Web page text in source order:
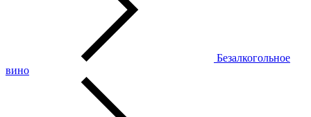
Безалкогольное
вино